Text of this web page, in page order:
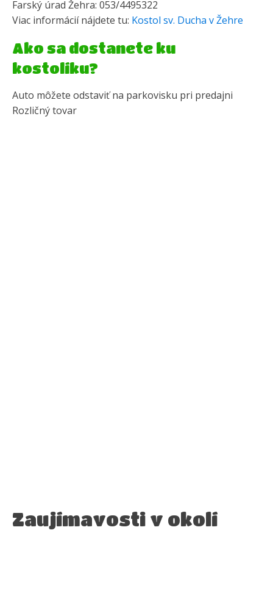
Farský úrad Žehra: 053/4495322
Viac informácií nájdete tu: Kostol sv. Ducha v Žehre
Ako sa dostanete ku
kostolíku?
Auto môžete odstaviť na parkovisku pri predajni
Rozličný tovar
Zaujímavosti v okolí